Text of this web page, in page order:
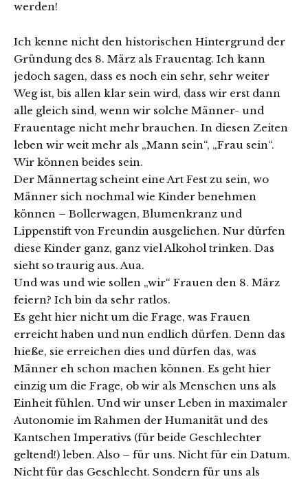
werden!
Ich kenne nicht den historischen Hintergrund der
Gründung des 8. März als Frauentag. Ich kann
jedoch sagen, dass es noch ein sehr, sehr weiter
Weg ist, bis allen klar sein wird, dass wir erst dann
alle gleich sind, wenn wir solche Männer- und
Frauentage nicht mehr brauchen. In diesen Zeiten
leben wir weit mehr als „Mann sein“, „Frau sein“.
Wir können beides sein.
Der Männertag scheint eine Art Fest zu sein, wo
Männer sich nochmal wie Kinder benehmen
können – Bollerwagen, Blumenkranz und
Lippenstift von Freundin ausgeliehen. Nur dürfen
diese Kinder ganz, ganz viel Alkohol trinken. Das
sieht so traurig aus. Aua.
Und was und wie sollen „wir“ Frauen den 8. März
feiern? Ich bin da sehr ratlos.
Es geht hier nicht um die Frage, was Frauen
erreicht haben und nun endlich dürfen. Denn das
hieße, sie erreichen dies und dürfen das, was
Männer eh schon machen können. Es geht hier
einzig um die Frage, ob wir als Menschen uns als
Einheit fühlen. Und wir unser Leben in maximaler
Autonomie im Rahmen der Humanität und des
Kantschen Imperativs (für beide Geschlechter
geltend!) leben. Also – für uns. Nicht für ein Datum.
Nicht für das Geschlecht. Sondern für uns als